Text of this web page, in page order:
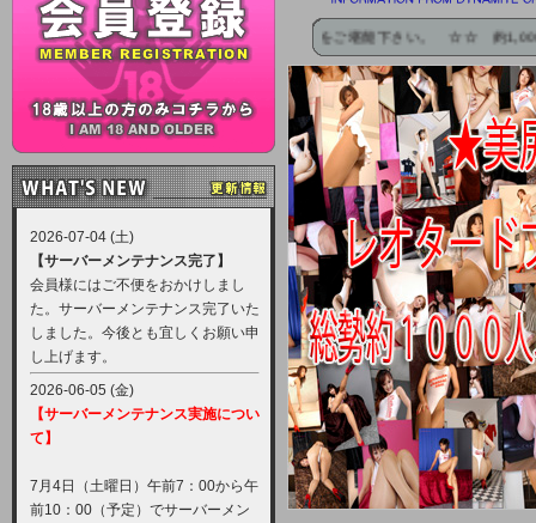
2026-07-04 (土)
【サーバーメンテナンス完了】
会員様にはご不便をおかけしまし
た。サーバーメンテナンス完了いた
しました。今後とも宜しくお願い申
し上げます。
2026-06-05 (金)
【サーバーメンテナンス実施につい
て】
7月4日（土曜日）午前7：00から午
前10：00（予定）でサーバーメン
ーが見放題！！レオタード＆パンチラをご堪能下さい。 ☆☆ 約1,000人の